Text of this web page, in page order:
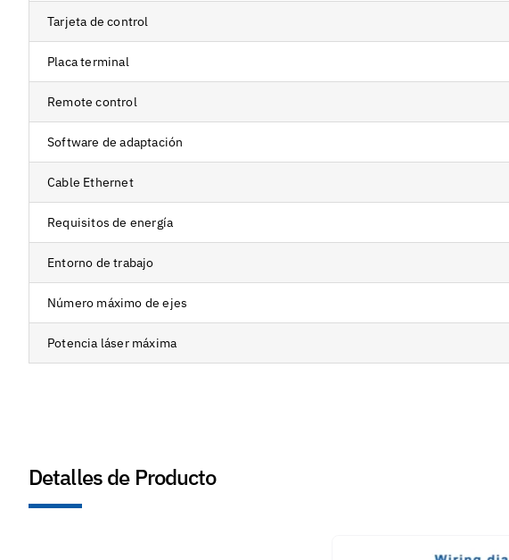
Tarjeta de control
Placa terminal
Remote control
Software de adaptación
Cable Ethernet
Requisitos de energía
Entorno de trabajo
Número máximo de ejes
Potencia láser máxima
Detalles de Producto